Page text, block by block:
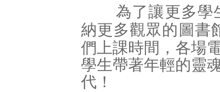
為了讓更多學
納更多觀眾的圖書
們上課時間，各場
學生帶著年輕的靈
代 ！